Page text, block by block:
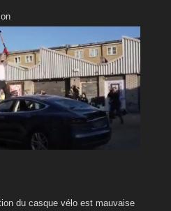
du casque vélo est mauvaise